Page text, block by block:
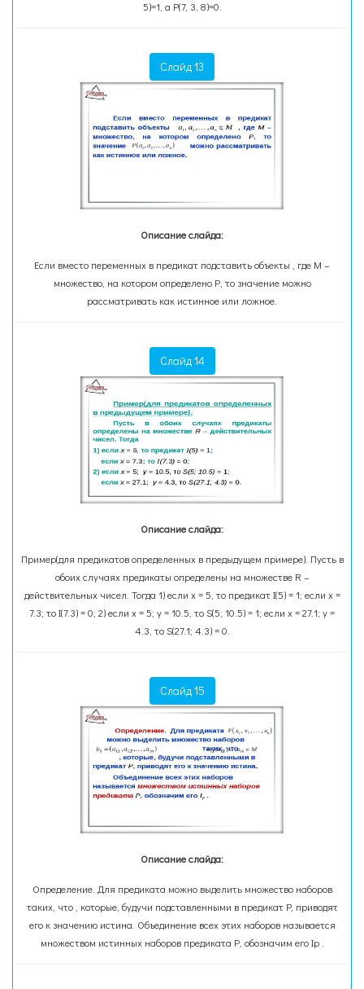
5)=1, а Р(7, 3, 8)=0.
Слайд 13
Описание слайда:
Если вместо переменных в предикат подставить объекты , где М –
множество, на котором определено Р, то значение можно
рассматривать как истинное или ложное.
Слайд 14
Описание слайда:
Пример(для предикатов определенных в предыдущем примере). Пусть в
обоих случаях предикаты определены на множестве R –
действительных чисел. Тогда 1) если x = 5, то предикат I(5) = 1; если x =
7.3; то I(7.3) = 0; 2) если x = 5; y = 10.5, то S(5; 10.5) = 1; если x = 27.1; y =
4.3, то S(27.1; 4.3) = 0.
Слайд 15
Описание слайда:
Определение. Для предиката можно выделить множество наборов
таких, что , которые, будучи подставленными в предикат P, приводят
его к значению истина. Объединение всех этих наборов называется
множеством истинных наборов предиката Р, обозначим его Ip .